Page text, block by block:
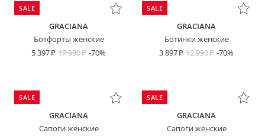
SALE
GRACIANA
Ботфорты женские
5 397
17 990 -70%
SALE
GRACIANA
Ботинки женские
3 897
12 990 -70%
SALE
GRACIANA
Сапоги женские
SALE
GRACIANA
Сапоги женские